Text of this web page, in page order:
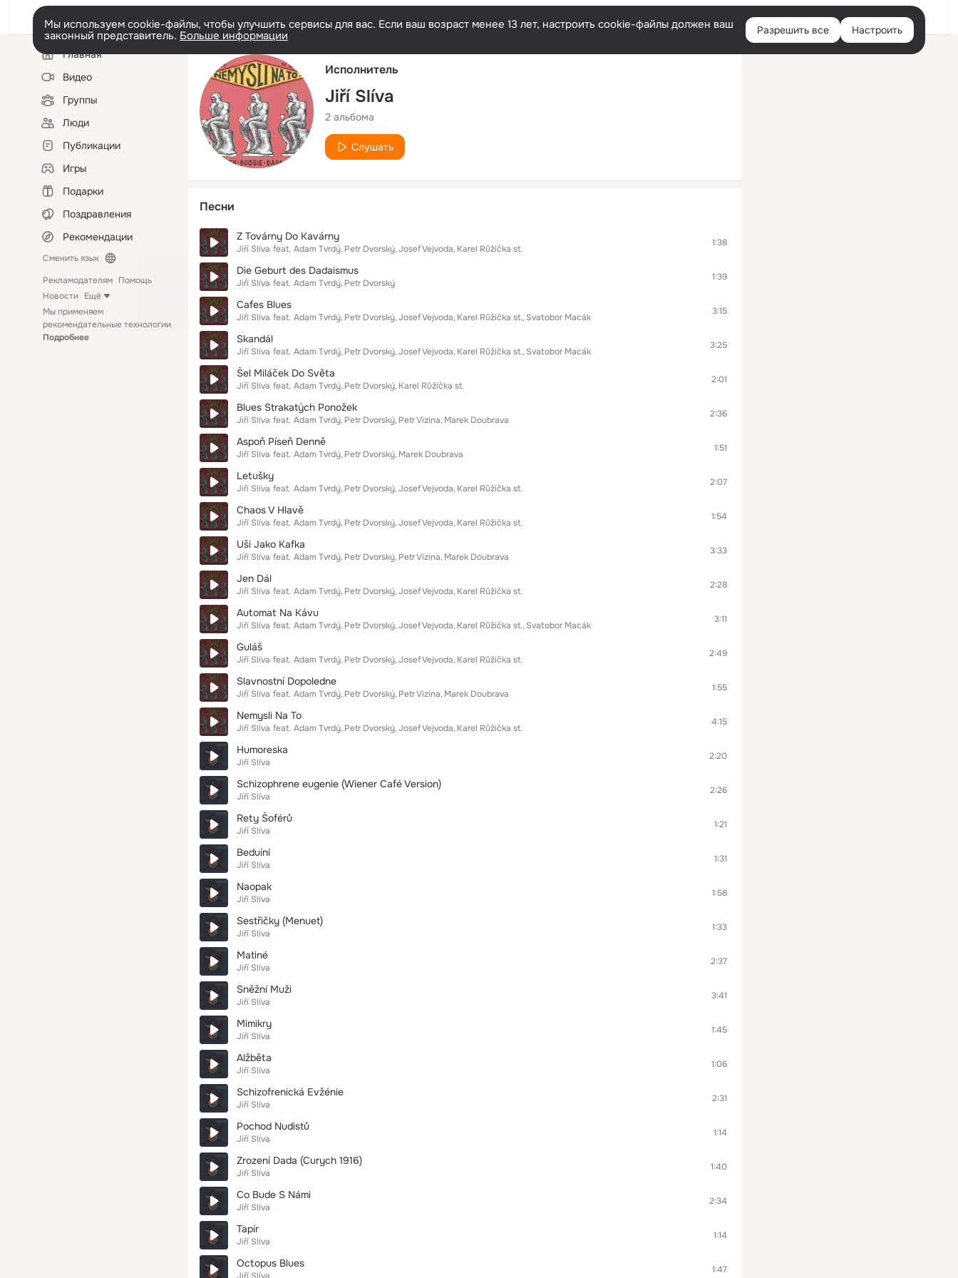
Русский Войти
Мы используем cookie-файлы, чтобы улучшить сервисы для вас. Если ваш возраст менее 13 лет, настроить cookie-файлы должен ваш
законный представитель. Больше информации Разрешить все Настроить
Левая
колонкаГлавная
Видео
Группы
Люди
Публикации
Игры
Подарки
Поздравления
Рекомендации
Сменить язык
Рекламодателям Помощь
Новости Ещё
Мы применяем
рекомендательные технологии
Подробнее
Исполнитель
Jiří Slíva
2 альбома
Слушать
Песни
Z Továrny Do Kavárny
Jiří Slíva feat. Adam Tvrdý Petr Dvorský Josef Vejvoda Karel Růžička st.
1:38
Die Geburt des Dadaismus
Jiří Slíva feat. Adam Tvrdý Petr Dvorský
1:39
Cafes Blues
Jiří Slíva feat. Adam Tvrdý Petr Dvorský Josef Vejvoda Karel Růžička st. Svatobor Macák
3:15
Skandál
Jiří Slíva feat. Adam Tvrdý Petr Dvorský Josef Vejvoda Karel Růžička st. Svatobor Macák
3:25
Šel Miláček Do Světa
Jiří Slíva feat. Adam Tvrdý Petr Dvorský Karel Růžička st.
2:01
Blues Strakatých Ponožek
Jiří Slíva feat. Adam Tvrdý Petr Dvorský Petr Vizina Marek Doubrava
2:36
Aspoň Píseň Denně
Jiří Slíva feat. Adam Tvrdý Petr Dvorský Marek Doubrava
1:51
Letušky
Jiří Slíva feat. Adam Tvrdý Petr Dvorský Josef Vejvoda Karel Růžička st.
2:07
Chaos V Hlavě
Jiří Slíva feat. Adam Tvrdý Petr Dvorský Josef Vejvoda Karel Růžička st.
1:54
Uši Jako Kafka
Jiří Slíva feat. Adam Tvrdý Petr Dvorský Petr Vizina Marek Doubrava
3:33
Jen Dál
Jiří Slíva feat. Adam Tvrdý Petr Dvorský Josef Vejvoda Karel Růžička st.
2:28
Automat Na Kávu
Jiří Slíva feat. Adam Tvrdý Petr Dvorský Josef Vejvoda Karel Růžička st. Svatobor Macák
3:11
Guláš
Jiří Slíva feat. Adam Tvrdý Petr Dvorský Josef Vejvoda Karel Růžička st.
2:49
Slavnostní Dopoledne
Jiří Slíva feat. Adam Tvrdý Petr Dvorský Petr Vizina Marek Doubrava
1:55
Nemysli Na To
Jiří Slíva feat. Adam Tvrdý Petr Dvorský Josef Vejvoda Karel Růžička st.
4:15
Humoreska
Jiří Slíva
2:20
Schizophrene eugenie (Wiener Café Version)
Jiří Slíva
2:26
Rety Šoférů
Jiří Slíva
1:21
Beduíni
Jiří Slíva
1:31
Naopak
Jiří Slíva
1:58
Sestřičky (Menuet)
Jiří Slíva
1:33
Matiné
Jiří Slíva
2:37
Sněžní Muži
Jiří Slíva
3:41
Mimikry
Jiří Slíva
1:45
Alžběta
Jiří Slíva
1:06
Schizofrenická Evžénie
Jiří Slíva
2:31
Pochod Nudistů
Jiří Slíva
1:14
Zrození Dada (Curych 1916)
Jiří Slíva
1:40
Co Bude S Námi
Jiří Slíva
2:34
Tapír
Jiří Slíva
1:14
Octopus Blues 1:47